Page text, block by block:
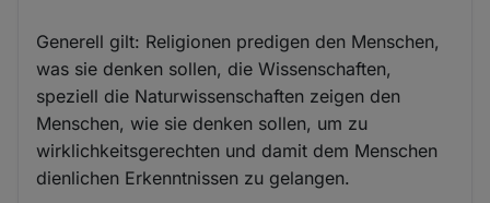
Generell gilt: Religionen predigen den Menschen,
was sie denken sollen, die Wissenschaften,
speziell die Naturwissenschaften zeigen den
Menschen, wie sie denken sollen, um zu
wirklichkeitsgerechten und damit dem Menschen
dienlichen Erkenntnissen zu gelangen.